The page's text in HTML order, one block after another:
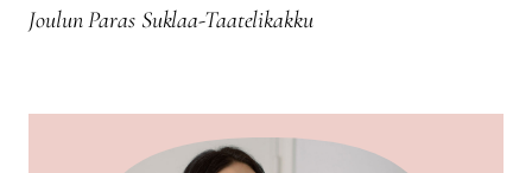
Joulun Paras Suklaa-Taatelikakku